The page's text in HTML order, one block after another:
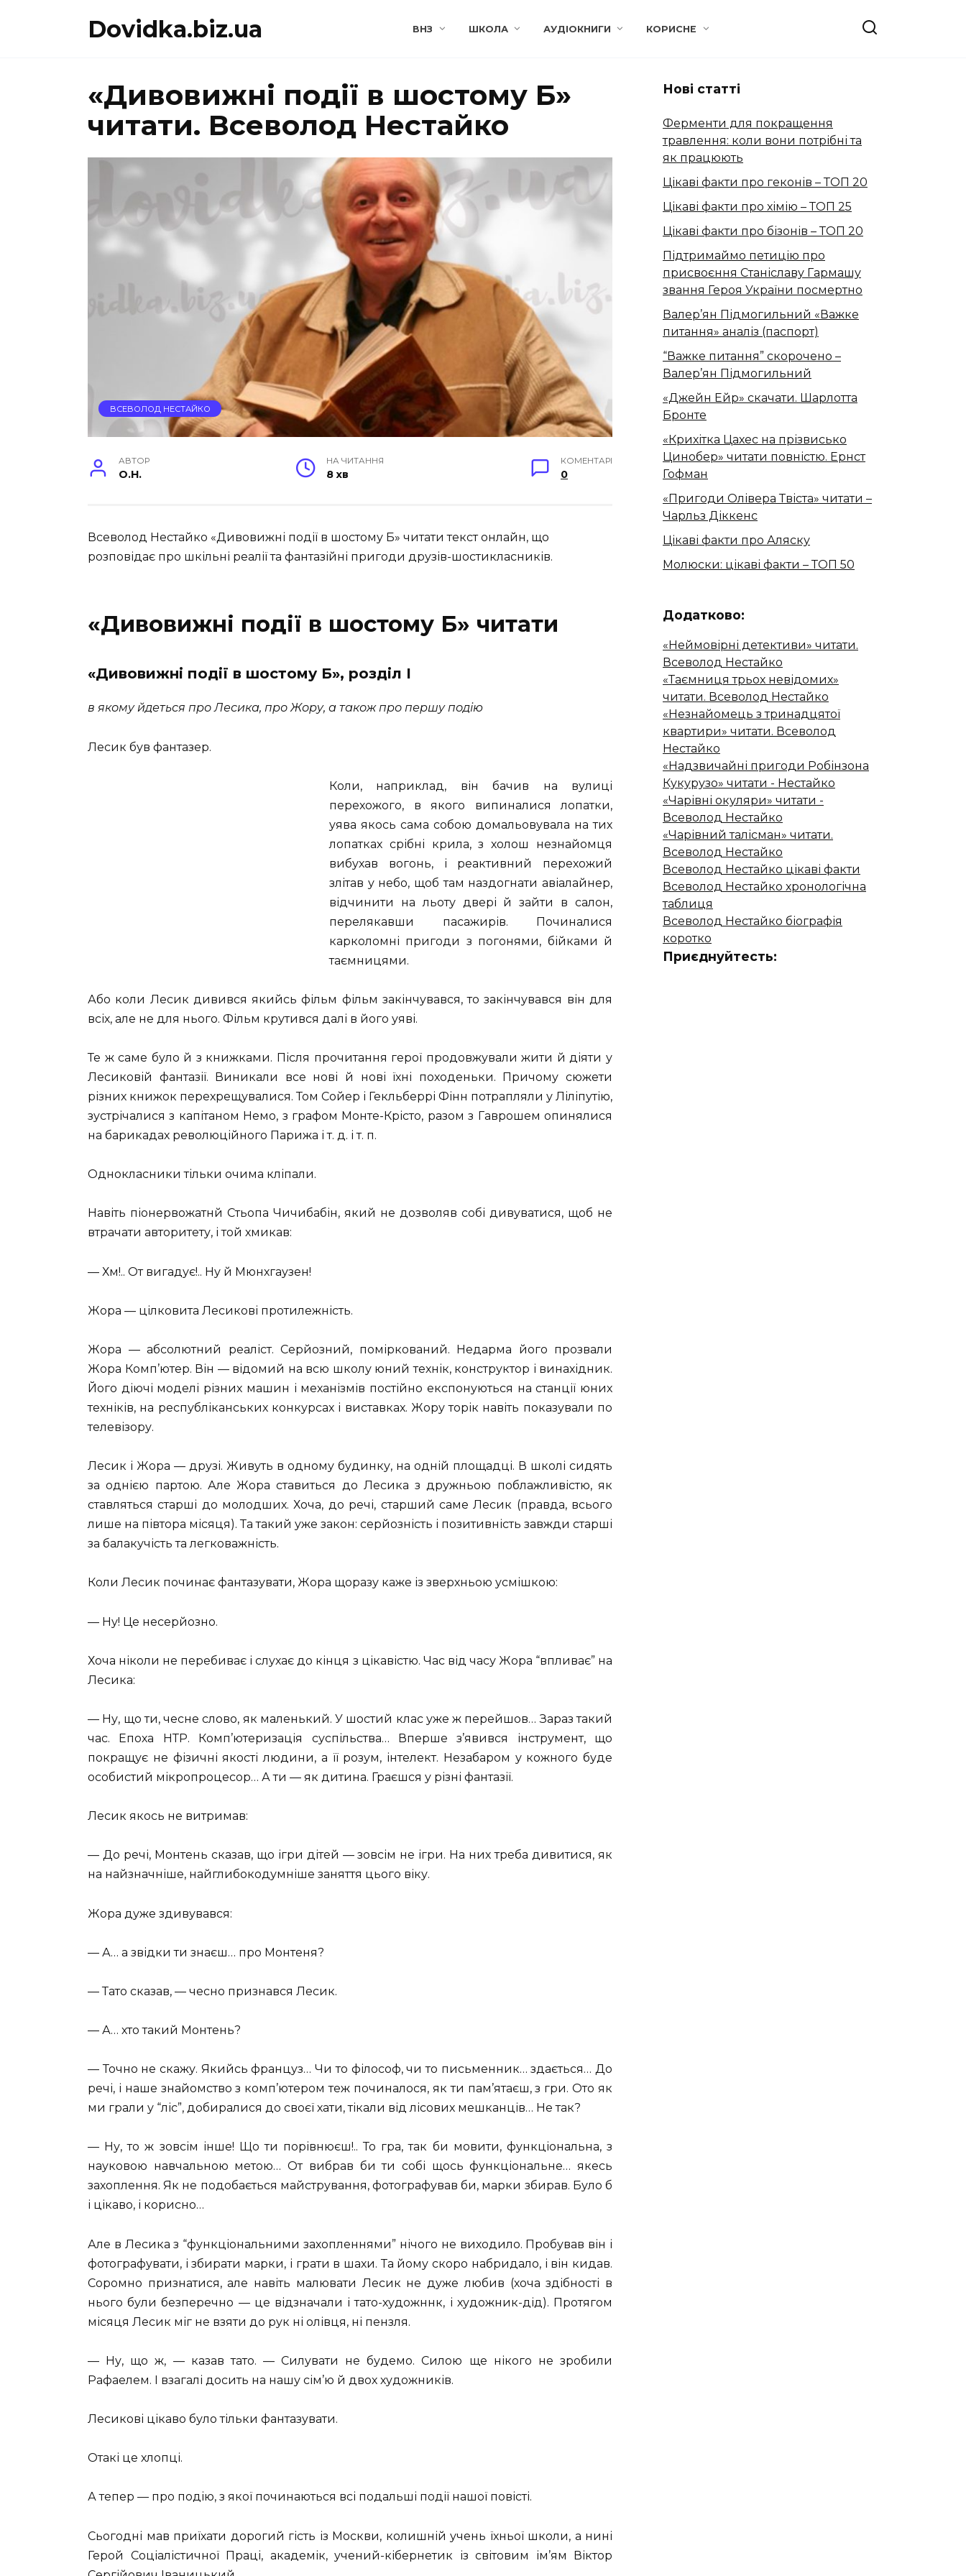
Dovidka.biz.ua ВНЗ ШКОЛА АУДІОКНИГИ КОРИСНЕ
«Дивовижні події в шостому Б»
читати. Всеволод Нестайко
ВСЕВОЛОД НЕСТАЙКО
АВТОР
O.H.
НА ЧИТАННЯ
8 хв
КОМЕНТАРІ
0
Всеволод Нестайко «Дивовижні події в шостому Б» читати текст онлайн, що
розповідає про шкільні реалії та фантазійні пригоди друзів-шостикласників.
«Дивовижні події в шостому Б» читати
«Дивовижні події в шостому Б», розділ I
в якому йдеться про Лесика, про Жору, а також про першу подію
Лесик був фантазер.
Коли, наприклад, він бачив на вулиці
перехожого, в якого випиналися лопатки,
уява якось сама собою домальовувала на тих
лопатках срібні крила, з холош незнайомця
вибухав вогонь, і реактивний перехожий
злітав у небо, щоб там наздогнати авіалайнер,
відчинити на льоту двері й зайти в салон,
перелякавши пасажирів. Починалися
карколомні пригоди з погонями, бійками й
таємницями.
Або коли Лесик дивився якийсь фільм фільм закінчувався, то закінчувався він для
всіх, але не для нього. Фільм крутився далі в його уяві.
Те ж саме було й з книжками. Після прочитання герої продовжували жити й діяти у
Лесиковій фантазії. Виникали все нові й нові їхні походеньки. Причому сюжети
різних книжок перехрещувалися. Том Сойер і Гекльберрі Фінн потрапляли у Ліліпутію,
зустрічалися з капітаном Немо, з графом Монте-Крісто, разом з Гаврошем опинялися
на барикадах революційного Парижа і т. д. і т. п.
Однокласники тільки очима кліпали.
Навіть піонервожатнй Стьопа Чичибабін, який не дозволяв собі дивуватися, щоб не
втрачати авторитету, і той хмикав:
— Хм!.. От вигадує!.. Ну й Мюнхгаузен!
Жора — цілковита Лесикові протилежність.
Жора — абсолютний реаліст. Серйозний, поміркований. Недарма його прозвали
Жора Комп’ютер. Він — відомий на всю школу юний технік, конструктор і винахідник.
Його діючі моделі різних машин і механізмів постійно експонуються на станції юних
техніків, на республіканських конкурсах і виставках. Жору торік навіть показували по
телевізору.
Лесик і Жора — друзі. Живуть в одному будинку, на одній площадці. В школі сидять
за однією партою. Але Жора ставиться до Лесика з дружньою поблажливістю, як
ставляться старші до молодших. Хоча, до речі, старший саме Лесик (правда, всього
лише на півтора місяця). Та такий уже закон: серйозність і позитивність завжди старші
за балакучість та легковажність.
Коли Лесик починає фантазувати, Жора щоразу каже із зверхньою усмішкою:
— Ну! Це несерйозно.
Хоча ніколи не перебиває і слухає до кінця з цікавістю. Час від часу Жора “впливає” на
Лесика:
— Ну, що ти, чесне слово, як маленький. У шостий клас уже ж перейшов… Зараз такий
час. Епоха НТР. Комп’ютеризація суспільства… Вперше з’явився інструмент, що
покращує не фізичні якості людини, а її розум, інтелект. Незабаром у кожного буде
особистий мікропроцесор… А ти — як дитина. Граєшся у різні фантазії.
Лесик якось не витримав:
— До речі, Монтень сказав, що ігри дітей — зовсім не ігри. На них треба дивитися, як
на найзначніше, найглибокодумніше заняття цього віку.
Жора дуже здивувався:
— А… а звідки ти знаєш… про Монтеня?
— Тато сказав, — чесно признався Лесик.
— А… хто такий Монтень?
— Точно не скажу. Якийсь француз… Чи то філософ, чи то письменник… здається… До
речі, і наше знайомство з комп’ютером теж починалося, як ти пам’ятаєш, з гри. Ото як
ми грали у “ліс”, добиралися до своєї хати, тікали від лісових мешканців… Не так?
— Ну, то ж зовсім інше! Що ти порівнюєш!.. То гра, так би мовити, функціональна, з
науковою навчальною метою… От вибрав би ти собі щось функціональне… якесь
захоплення. Як не подобається майстрування, фотографував би, марки збирав. Було б
і цікаво, і корисно…
Але в Лесика з “функціональними захопленнями” нічого не виходило. Пробував він і
фотографувати, і збирати марки, і грати в шахи. Та йому скоро набридало, і він кидав.
Соромно признатися, але навіть малювати Лесик не дуже любив (хоча здібності в
нього були безперечно — це відзначали і тато-художннк, і художник-дід). Протягом
місяця Лесик міг не взяти до рук ні олівця, ні пензля.
— Ну, що ж, — казав тато. — Силувати не будемо. Силою ще нікого не зробили
Рафаелем. І взагалі досить на нашу сім’ю й двох художників.
Лесикові цікаво було тільки фантазувати.
Отакі це хлопці.
А тепер — про подію, з якої починаються всі подальші події нашої повісті.
Сьогодні мав приїхати дорогий гість із Москви, колишній учень їхньої школи, а нині
Герой Соціалістичної Праці, академік, учений-кібернетик із світовим ім’ям Віктор
Нові статті
Ферменти для покращення
травлення: коли вони потрібні та
як працюють
Цікаві факти про геконів – ТОП 20
Цікаві факти про хімію – ТОП 25
Цікаві факти про бізонів – ТОП 20
Підтримаймо петицію про
присвоєння Станіславу Гармашу
звання Героя України посмертно
Валер’ян Підмогильний «Важке
питання» аналіз (паспорт)
“Важке питання” скорочено –
Валер’ян Підмогильний
«Джейн Ейр» скачати. Шарлотта
Бронте
«Крихітка Цахес на прізвисько
Цинобер» читати повністю. Ернст
Гофман
«Пригоди Олівера Твіста» читати –
Чарльз Діккенс
Цікаві факти про Аляску
Молюски: цікаві факти – ТОП 50
Додатково:
«Неймовірні детективи» читати.
Всеволод Нестайко
«Таємниця трьох невідомих»
читати. Всеволод Нестайко
«Незнайомець з тринадцятої
квартири» читати. Всеволод
Нестайко
«Надзвичайні пригоди Робінзона
Кукурузо» читати - Нестайко
«Чарівні окуляри» читати -
Всеволод Нестайко
«Чарівний талісман» читати.
Всеволод Нестайко
Всеволод Нестайко цікаві факти
Всеволод Нестайко хронологічна
таблиця
Всеволод Нестайко біографія
коротко
Приєднуйтесть: